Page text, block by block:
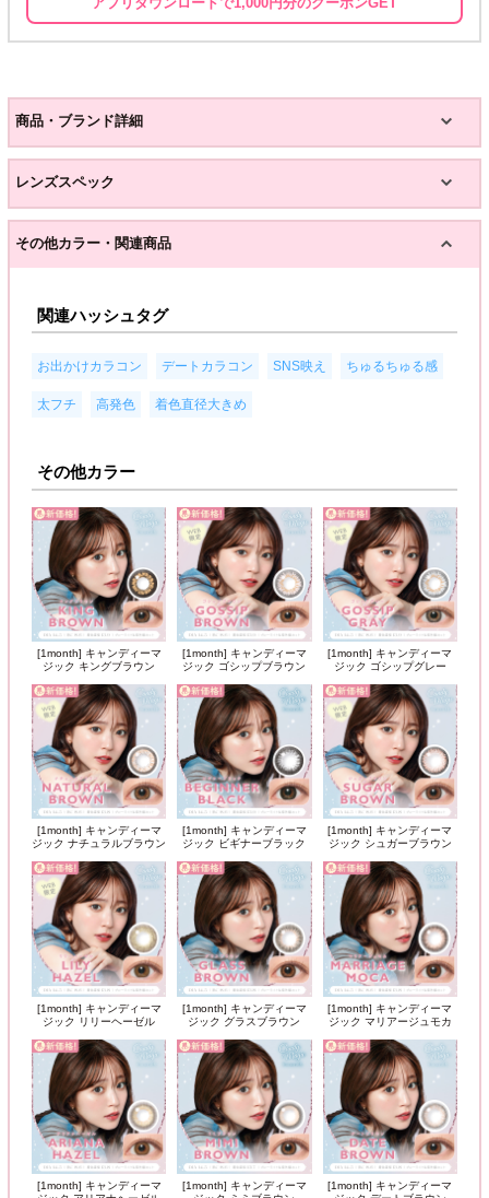
商品・ブランド詳細
レンズスペック
その他カラー・関連商品
関連ハッシュタグ
お出かけカラコン デートカラコン SNS映え ちゅるちゅる感
太フチ 高発色 着色直径大きめ
その他カラー
[1month] キャンディーマ
ジック キングブラウン
[1month] キャンディーマ
ジック ゴシップブラウン
[1month] キャンディーマ
ジック ゴシップグレー
[1month] キャンディーマ
ジック ナチュラルブラウン
[1month] キャンディーマ
ジック ビギナーブラック
[1month] キャンディーマ
ジック シュガーブラウン
[1month] キャンディーマ
ジック リリーヘーゼル
[1month] キャンディーマ
ジック グラスブラウン
[1month] キャンディーマ
ジック マリアージュモカ
[1month] キャンディーマ
[1month] キャンディーマ
[1month] キャンディーマ